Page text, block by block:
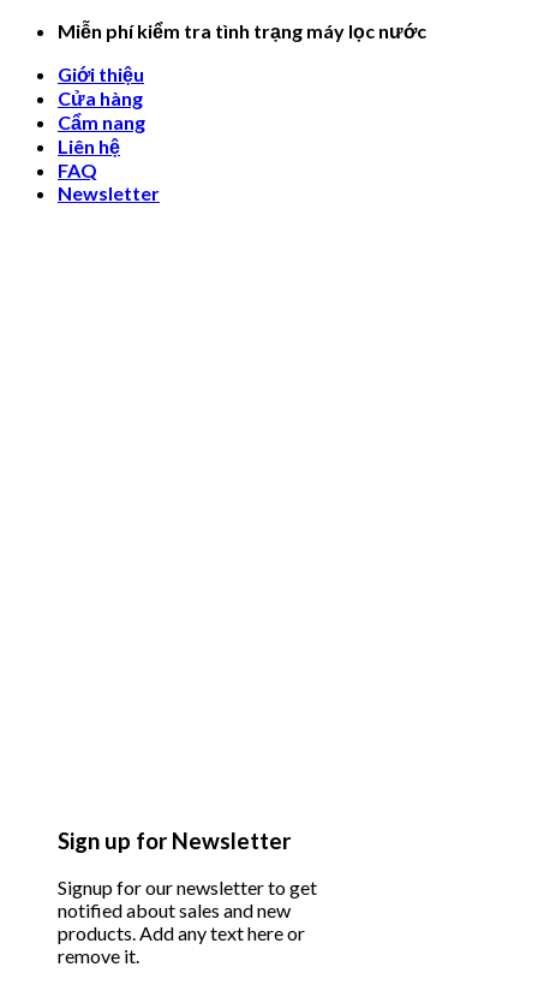
Skip
content
Miễn phí kiểm tra tình trạng máy lọc nước
Giới thiệu
Cửa hàng
Cẩm nang
Liên hệ
FAQ
Newsletter
Sign up for Newsletter
Signup for our newsletter to get
notified about sales and new
products. Add any text here or
remove it.